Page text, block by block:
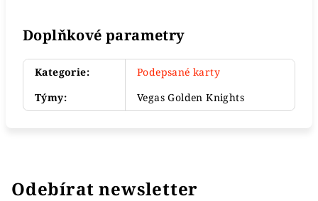
Doplňkové parametry
Kategorie:
Podepsané karty
Týmy: Vegas Golden Knights
Odebírat newsletter